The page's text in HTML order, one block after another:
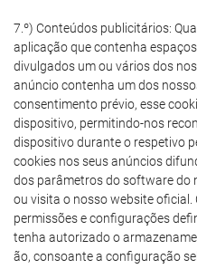
7.º) Conteúdos publicitários:
aplicação que contenha
divulgados um ou vários dos
anúncio contenha um dos
consentimento prévio, esse
dispositivo, permitindo-nos
dispositivo durante o respetivo
cookies nos seus anúncios
dos parâmetros do software do
ou visita o nosso website oficial.
permissões e configurações
tenha autorizado o
ão, consoante a configuração